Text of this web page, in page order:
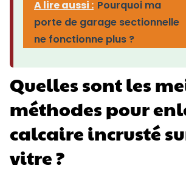
A lire aussi : Pourquoi ma
porte de garage sectionnelle
ne fonctionne plus ?
Quelles sont les
méthodes pour
calcaire incrusté
vitre ?